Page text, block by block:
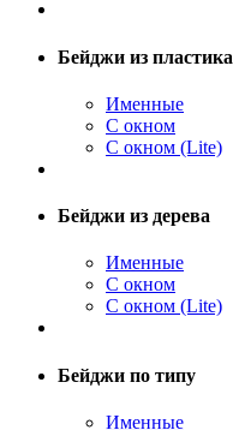
Бейджи из пластика
Именные
С окном
С окном (Lite)
Бейджи из дерева
Именные
С окном
С окном (Lite)
Бейджи по типу
Именные